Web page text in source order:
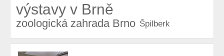
výstavy v Brně
zoologická zahrada Brno Špilberk